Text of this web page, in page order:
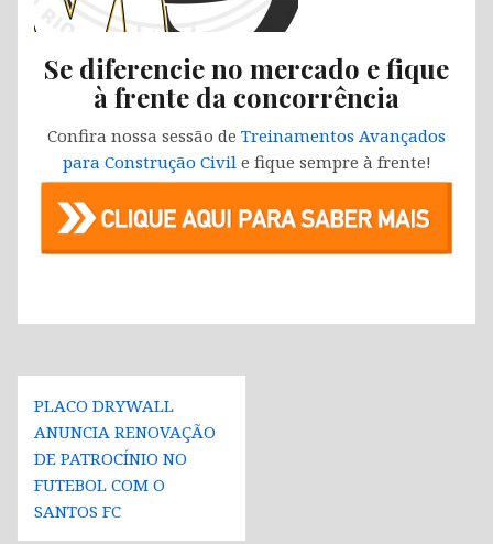
Se diferencie no mercado e fique
à frente da concorrência
Confira nossa sessão de Treinamentos Avançados
para Construção Civile fique sempre à frente!
Navegação
de
Post
PLACO DRYWALL
ANUNCIA RENOVAÇÃO
DE PATROCÍNIO NO
FUTEBOL COM O
SANTOS FC